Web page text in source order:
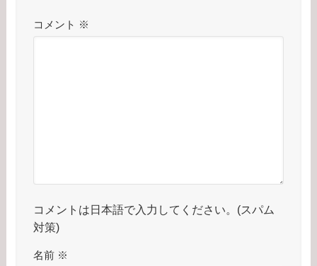
コメント ※
コメントは日本語で入力してください。(スパム
対策)
名前 ※